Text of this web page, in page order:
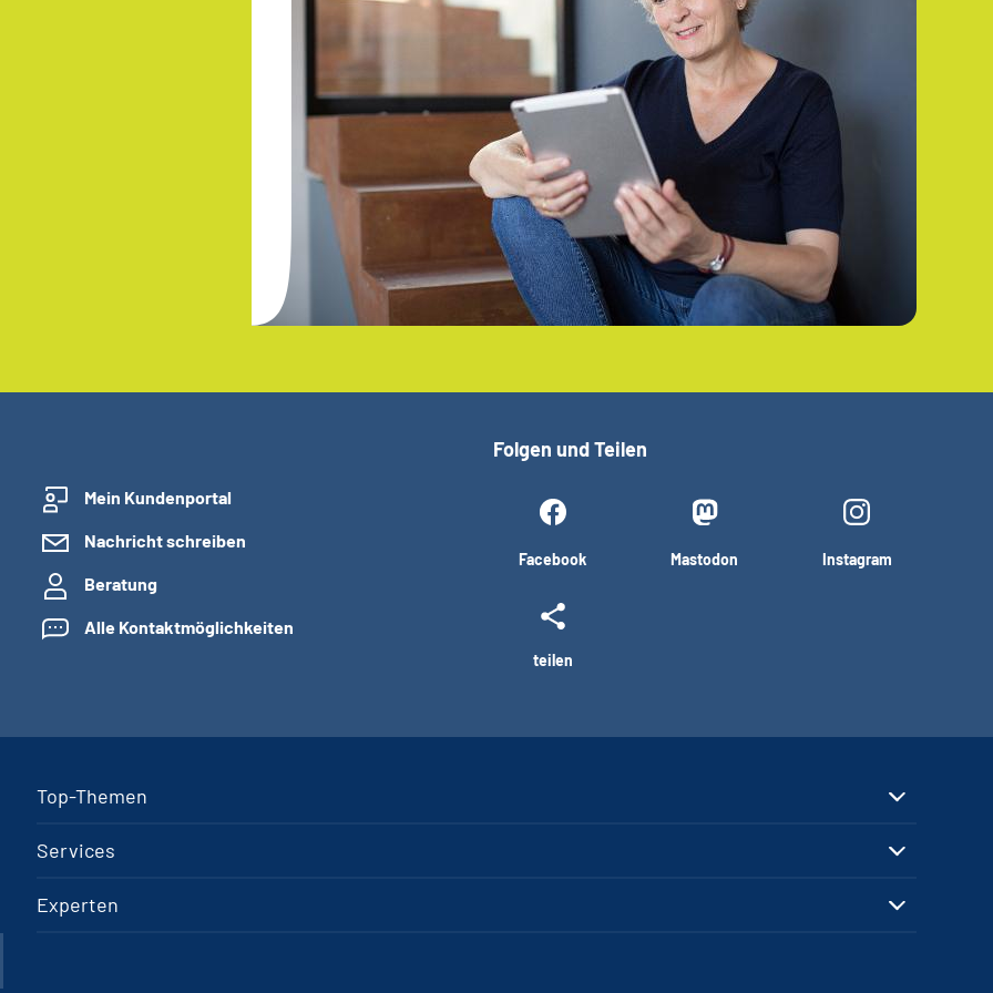
Mein Kundenportal
Nachricht schreiben
Beratung
Alle Kontaktmöglichkeiten
Folgen und Teilen
Facebook Mastodon Instagram
teilen
Top-Themen
Services
Experten